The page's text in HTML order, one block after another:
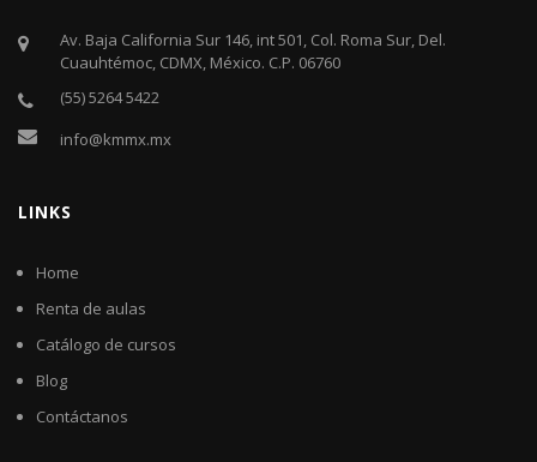
Av. Baja California Sur 146, int 501, Col. Roma Sur, Del.
Cuauhtémoc, CDMX, México. C.P. 06760​
(55) 5264 5422
info@kmmx.mx
LINKS
Home
Renta de aulas
Catálogo de cursos
Blog
Contáctanos